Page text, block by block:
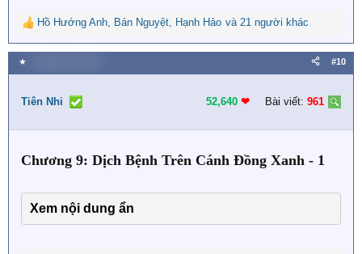
R
e
a
c
i
n
:
Hồ Hướng Anh, Bán Nguyệt, Hạnh Hảo và 21 người khác
★ #10
Tiên Nhi 52,640 ❤︎ Bài viết: 961
Chương 9: Dịch Bệnh Trên Cánh Đồng Xanh - 1
Xem nội dung ẩn